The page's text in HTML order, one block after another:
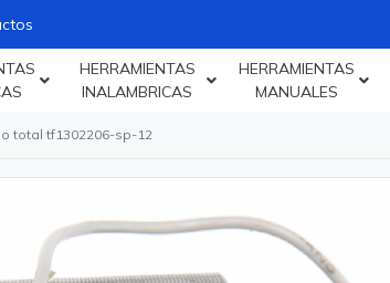
HERRAMIENTAS
INALAMBRICAS
HERRAMIENTAS
MANUALES
total tf1302206-sp-12